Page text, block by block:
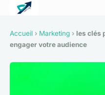
Accueil › Marketing › les clés
engager votre audience